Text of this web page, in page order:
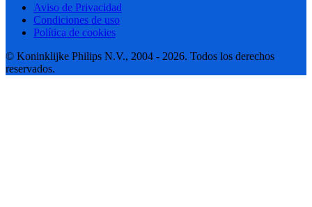
Aviso de Privacidad
Condiciones de uso
Política de cookies
© Koninklijke Philips N.V., 2004 - 2026. Todos los derechos
reservados.